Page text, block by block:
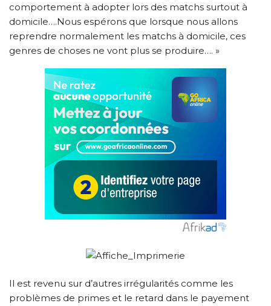
comportement à adopter lors des matchs surtout à
domicile….Nous espérons que lorsque nous allons
reprendre normalement les matchs à domicile, ces
genres de choses ne vont plus se produire…. »
Il est revenu sur d’autres irrégularités comme les
problèmes de primes et le retard dans le payement